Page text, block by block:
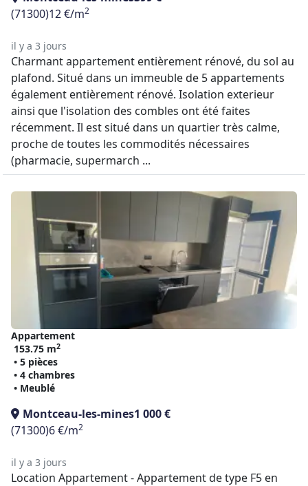
(71300)12 €/m2
il y a 3 jours
Charmant appartement entièrement rénové, du sol au
plafond. Situé dans un immeuble de 5 appartements
également entièrement rénové. Isolation exterieur
ainsi que l'isolation des combles ont été faites
récemment. Il est situé dans un quartier très calme,
proche de toutes les commodités nécessaires
(pharmacie, supermarch ...
Appartement
153.75 m2
• 5 pièces
• 4 chambres
• Meublé
Montceau-les-mines1 000 €
(71300)6 €/m2
il y a 3 jours
Location Appartement - Appartement de type F5 en